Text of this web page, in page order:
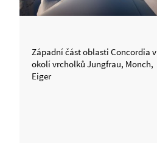
Západní část oblasti Concordia v
okolí vrcholků Jungfrau, Monch,
Eiger